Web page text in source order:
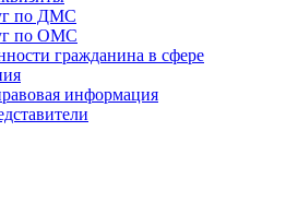
по ДМС
по ОМС
гражданина в сфере
информация